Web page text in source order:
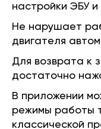
настройки ЭБУ
Не нарушает
двигателя
Для возврата к
достаточно
В приложении
режимы работы
классической